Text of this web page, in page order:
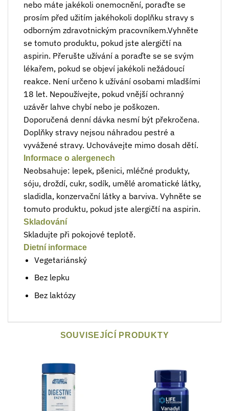
nebo máte jakékoli onemocnění, poraďte se
prosím před užitím jakéhokoli doplňku stravy s
odborným zdravotnickým pracovníkem.Vyhněte
se tomuto produktu, pokud jste alergičtí na
aspirin. Přerušte užívání a poraďte se se svým
lékařem, pokud se objeví jakékoli nežádoucí
reakce. Není určeno k užívání osobami mladšími
18 let. Nepoužívejte, pokud vnější ochranný
uzávěr lahve chybí nebo je poškozen.
Doporučená denní dávka nesmí být překročena.
Doplňky stravy nejsou náhradou pestré a
vyvážené stravy. Uchovávejte mimo dosah dětí.
Informace o alergenech
Neobsahuje: lepek, pšenici, mléčné produkty,
sóju, droždí, cukr, sodík, umělé aromatické látky,
sladidla, konzervační látky a barviva. Vyhněte se
tomuto produktu, pokud jste alergičtí na aspirin.
Skladování
Skladujte při pokojové teplotě.
Dietní informace
Vegetariánský
Bez lepku
Bez laktózy
SOUVISEJÍCÍ PRODUKTY